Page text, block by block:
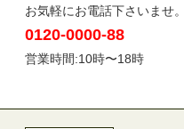
お気軽にお電話下さいませ。
0120-0000-88
営業時間:10時〜18時